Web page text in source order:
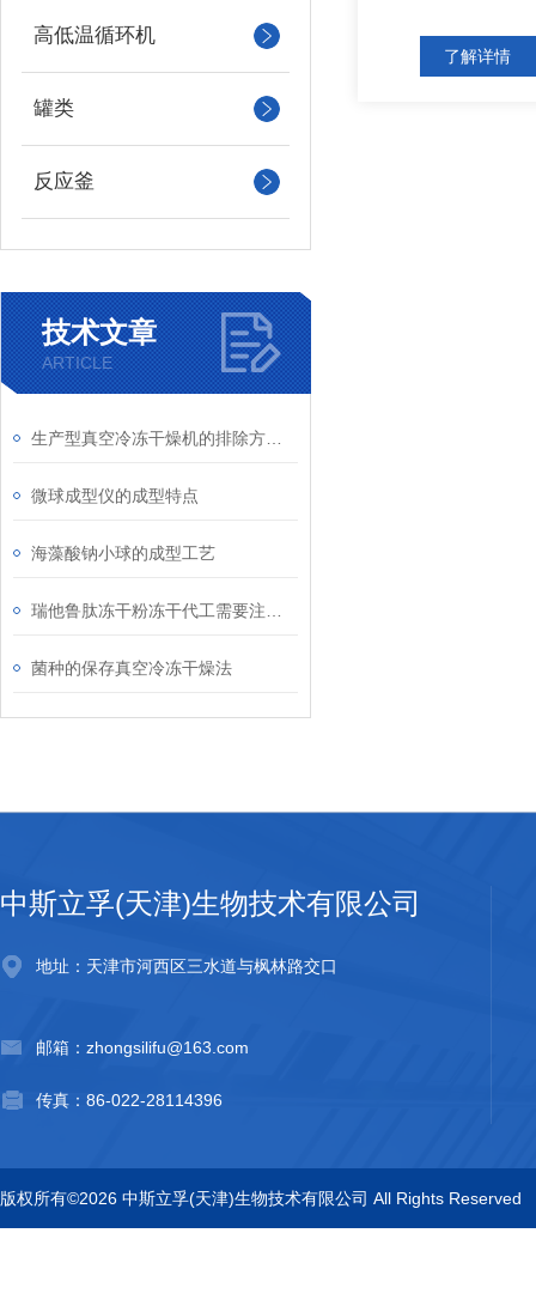
高低温循环机
罐类
反应釜
技术文章
ARTICLE
微球成型仪的成型特点
海藻酸钠小球的成型工艺
菌种的保存真空冷冻干燥法
了解详情
中斯立孚(天津)生物技术有限公司
地址：天津市河西区三水道与枫林路交口
邮箱：zhongsilifu@163.com
传真：86-022-28114396
版权所有©2026 中斯立孚(天津)生物技术有限公司 All Rights Reserved